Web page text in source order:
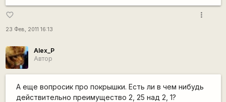
favorite_border
23 Фев, 2011 16:13
more_vert
Alex_P
Автор
А еще вопросик про покрышки. Есть ли в чем нибудь
действительно преимущество 2, 25 над 2, 1?